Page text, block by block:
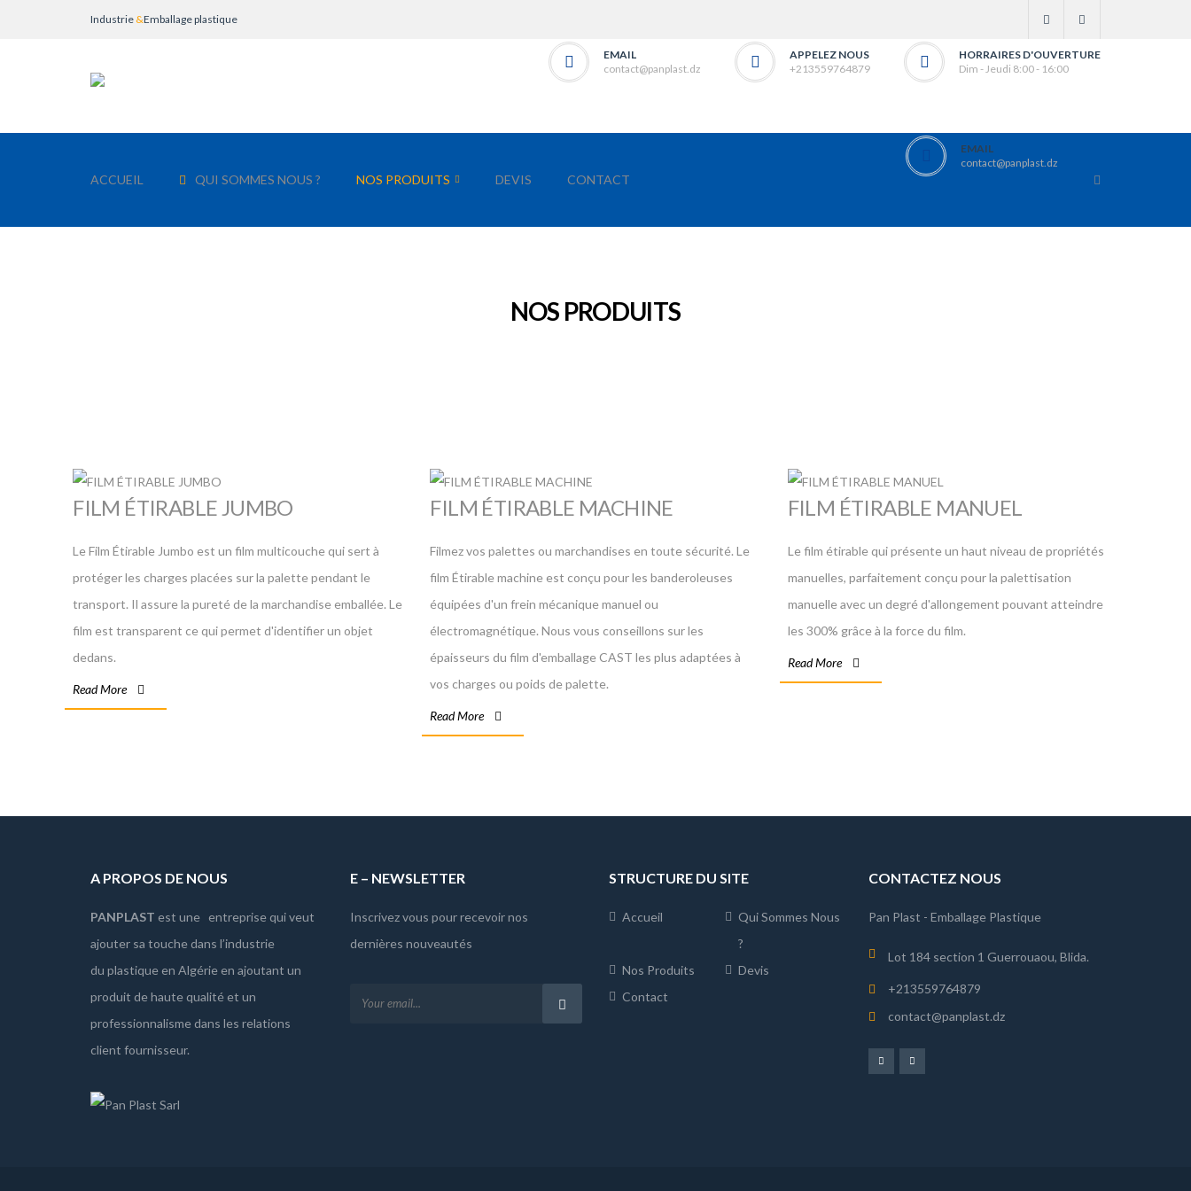
Industrie &Emballage plastique
EMAIL
contact@panplast.dz
APPELEZ NOUS
+213559764879
HORRAIRES D'OUVERTURE
Dim - Jeudi 8:00 - 16:00
ACCUEIL QUI SOMMES NOUS ? NOS PRODUITS DEVIS CONTACT
EMAIL
contact@panplast.dz
NOS PRODUITS
FILM ÉTIRABLE JUMBO
Le Film Étirable Jumbo est un film multicouche qui sert à
protéger les charges placées sur la palette pendant le
transport. Il assure la pureté de la marchandise emballée. Le
film est transparent ce qui permet d'identifier un objet
dedans.
Read More
FILM ÉTIRABLE MACHINE
Filmez vos palettes ou marchandises en toute sécurité. Le
film Étirable machine est conçu pour les banderoleuses
équipées d'un frein mécanique manuel ou
électromagnétique. Nous vous conseillons sur les
épaisseurs du film d'emballage CAST les plus adaptées à
vos charges ou poids de palette.
Read More
FILM ÉTIRABLE MANUEL
Le film étirable qui présente un haut niveau de propriétés
manuelles, parfaitement conçu pour la palettisation
manuelle avec un degré d'allongement pouvant atteindre
les 300% grâce à la force du film.
Read More
A PROPOS DE NOUS
PANPLAST est une entreprise qui veut
ajouter sa touche dans l’industrie
du plastique en Algérie en ajoutant un
produit de haute qualité et un
professionnalisme dans les relations
client fournisseur.
E – NEWSLETTER
Inscrivez vous pour recevoir nos
dernières nouveautés
STRUCTURE DU SITE
Accueil
Qui Sommes Nous
?
Nos Produits
Devis
Contact
CONTACTEZ NOUS
Pan Plast - Emballage Plastique
Lot 184 section 1 Guerrouaou, Blida.
+213559764879
contact@panplast.dz